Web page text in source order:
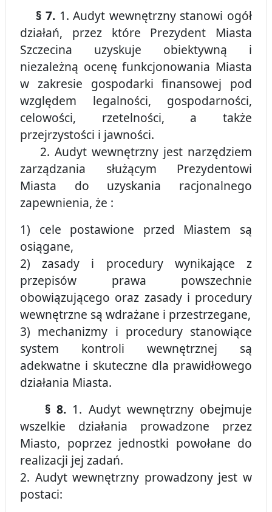
§ 7. 1. Audyt wewnętrzny stanowi ogół
działań, przez które Prezydent Miasta
Szczecina uzyskuje obiektywną i
niezależną ocenę funkcjonowania Miasta
w zakresie gospodarki finansowej pod
względem legalności, gospodarności,
celowości, rzetelności, a także
przejrzystości i jawności.
2. Audyt wewnętrzny jest narzędziem
zarządzania służącym Prezydentowi
Miasta do uzyskania racjonalnego
zapewnienia, że :
1) cele postawione przed Miastem są
osiągane,
2) zasady i procedury wynikające z
przepisów prawa powszechnie
obowiązującego oraz zasady i procedury
wewnętrzne są wdrażane i przestrzegane,
3) mechanizmy i procedury stanowiące
system kontroli wewnętrznej są
adekwatne i skuteczne dla prawidłowego
działania Miasta.
§ 8. 1. Audyt wewnętrzny obejmuje
wszelkie działania prowadzone przez
Miasto, poprzez jednostki powołane do
realizacji jej zadań.
2. Audyt wewnętrzny prowadzony jest w
postaci: